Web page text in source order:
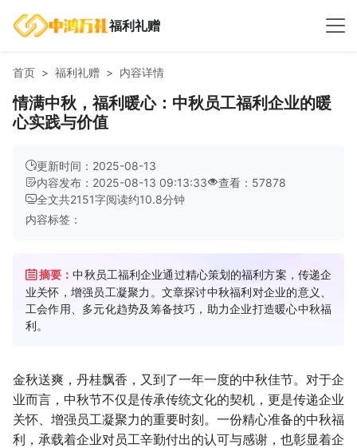
福利礼赠
首页 福利礼赠 内容详情
情满中秋，福利暖心：中秋员工福利企业的暖
心实践与价值
更新时间：2025-08-13
内容发布：2025-08-13 09:13:33
查看：57878
全文共2151字阅读约10.8分钟
内容标签：
摘要：中秋员工福利企业通过精心策划的福利方案，传递企
业关怀，增强员工凝聚力。文章探讨中秋福利对企业的意义、
工会作用、多元化趋势及筹备技巧，助力企业打造暖心中秋福
利。
金秋送爽，丹桂飘香，又到了一年一度的中秋佳节。对于企
业而言，中秋节不仅是传承传统文化的契机，更是传递企业
关怀、增强员工凝聚力的重要时刻。一份精心准备的中秋福
利，承载着企业对员工辛勤付出的认可与感谢，也彰显着企